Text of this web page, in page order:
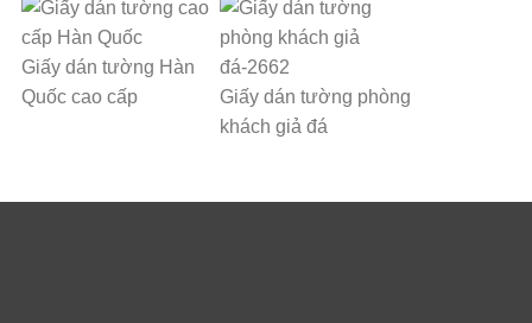
Giấy dán tường Hàn
Quốc cao cấp
Giấy dán tường phòng
khách giả đá